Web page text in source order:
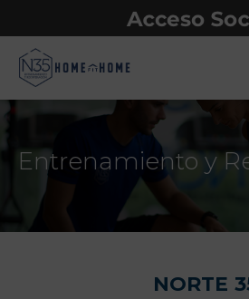
Entrenamiento y
NORTE 35: